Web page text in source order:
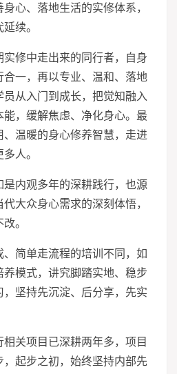
心、落地生活的实修体系，
续。
实修中走出来的同行者，自身
一，再以专业、温和、落地
从入门到成长，把觉知融入
能，缓解焦虑、净化身心。最
温暖的身心修养智慧，走进
人。
是内观多年的深耕践行，也源
大众身心需求的深刻体悟，
。
简单走流程的培训不同，如
模式，讲究脚踏实地、稳步
，坚持先沉淀、后分享，先实
关项目已深耕两年多，项目
，起步之初，始终坚持内部先